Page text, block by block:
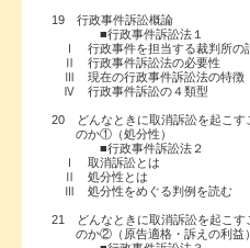
19 行政事件訴訟概論
■行政事件訴訟法１
Ⅰ 行政事件を担当する裁判所の
Ⅱ 行政事件訴訟法の必要性
Ⅲ 現在の行政事件訴訟法の特徴
Ⅳ 行政事件訴訟の４類型
20 どんなときに取消訴訟を起こす
のか①（処分性）
■行政事件訴訟法２
Ⅰ 取消訴訟とは
Ⅱ 処分性とは
Ⅲ 処分性をめぐる判例を読む
21 どんなときに取消訴訟を起こす
のか②（原告適格・訴えの利益）